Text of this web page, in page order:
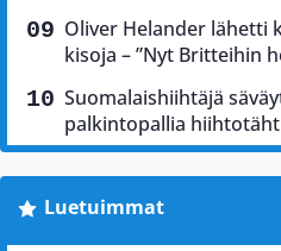
Oliver Helander lähetti
kisoja – ”Nyt Britteihin
Suomalaishiihtäjä
palkintopallia
Luetuimmat